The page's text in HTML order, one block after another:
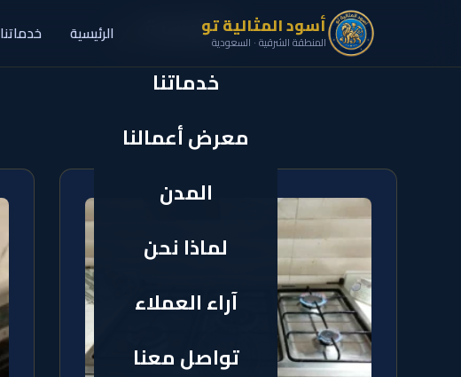
الرئيسية
خدماتنا
معرض أعمالنا
المدن
لماذا نحن
آراء العملاء
تواصل معنا
أسود المثالية تو
المنطقة الشرقية · السعودية الرئيسية خدماتنا